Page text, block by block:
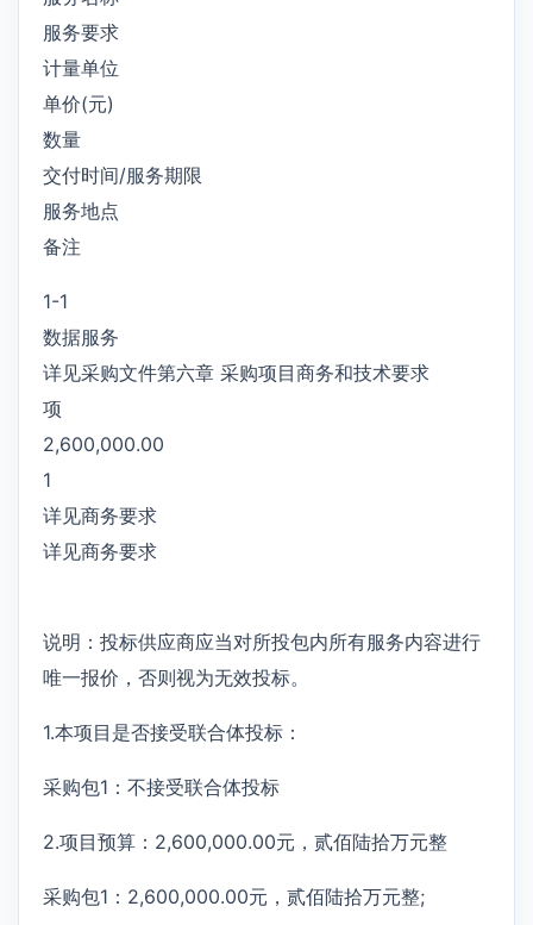
服务要求
计量单位
单价(元)
数量
交付时间/服务期限
服务地点
备注
1-1
数据服务
详见采购文件第六章 采购项目商务和技术要求
项
2,600,000.00
1
详见商务要求
详见商务要求
说明：投标供应商应当对所投包内所有服务内容进行
唯一报价，否则视为无效投标。
1.本项目是否接受联合体投标：
采购包1：不接受联合体投标
2.项目预算：2,600,000.00元，贰佰陆拾万元整
采购包1：2,600,000.00元，贰佰陆拾万元整;